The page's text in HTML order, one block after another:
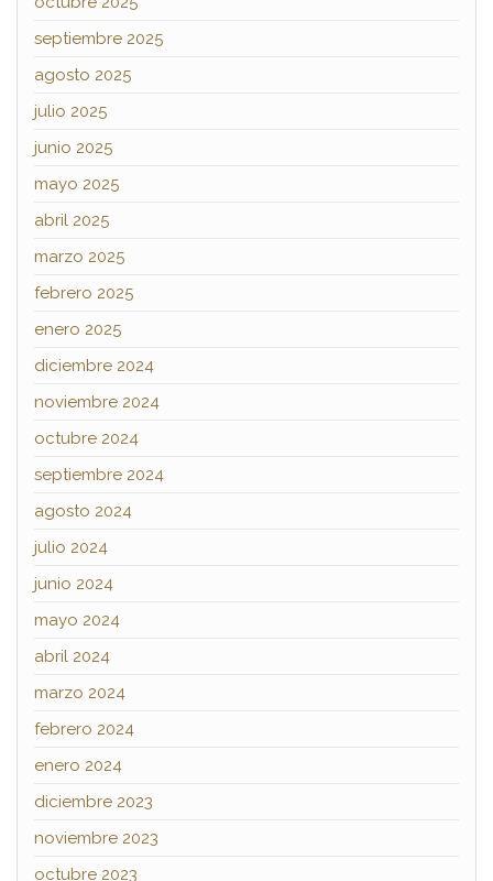
septiembre 2025
agosto 2025
julio 2025
junio 2025
mayo 2025
abril 2025
marzo 2025
febrero 2025
enero 2025
diciembre 2024
noviembre 2024
octubre 2024
septiembre 2024
agosto 2024
julio 2024
junio 2024
mayo 2024
abril 2024
marzo 2024
febrero 2024
enero 2024
diciembre 2023
noviembre 2023
octubre 2023